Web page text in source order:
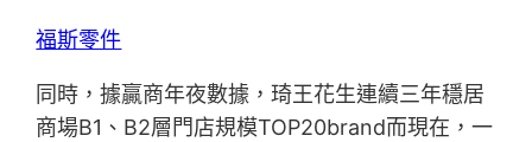
福斯零件
同時，據贏商年夜數據，琦王花生連續三年穩居
商場B1、B2層門店規模TOP20brand而現在，一